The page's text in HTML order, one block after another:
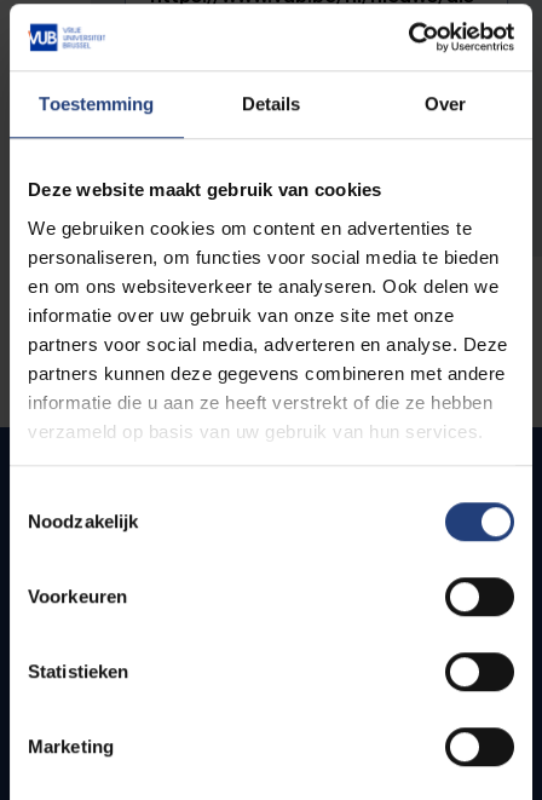
Toestemming Details Over
Deze website maakt gebruik van cookies
We gebruiken cookies om content en advertenties te
personaliseren, om functies voor social media te bieden
en om ons websiteverkeer te analyseren. Ook delen we
informatie over uw gebruik van onze site met onze
partners voor social media, adverteren en analyse. Deze
partners kunnen deze gegevens combineren met andere
informatie die u aan ze heeft verstrekt of die ze hebben
verzameld op basis van uw gebruik van hun services.
Noodzakelijk
Voorkeuren
Statistieken
Marketing
The full URL of the page where you encountered the error.
Quick links
How to get to the VUB campuses